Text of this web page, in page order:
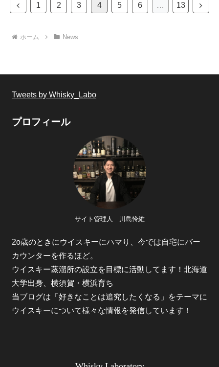
前
1 2 3 4 5 6 … 13
次
ホーム News
Tweets by Whisky_Labo
プロフィール
サイト管理人 川島怜維
2o歳のときにウイスキーにハマり、今では自宅にバー
カウンターを作るほど。
ウイスキー蒸溜所の設立を目標に活動してます！北海道
大学出身、横須賀・横浜育ち
当ブログは「好きなことは追究したくなる」をテーマに
ウイスキーについて様々な情報を発信しています！